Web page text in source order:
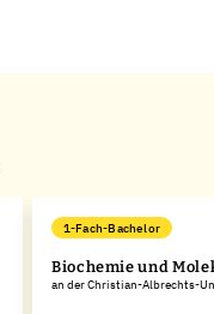
1-Fach-Bachelor
Biochemie und
an der Christian-Albrechts-